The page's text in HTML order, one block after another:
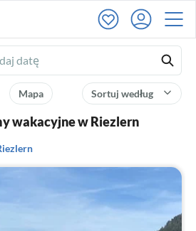
Sortuj według
Mapa
wakacyjne w Riezlern